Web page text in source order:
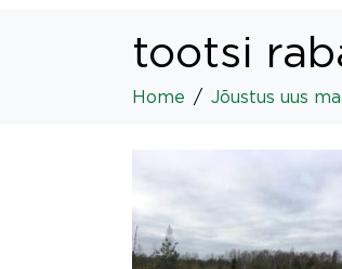
tootsi
Home Jõustus uus